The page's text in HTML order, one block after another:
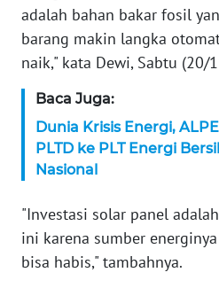
adalah bahan bakar fosil
barang makin langka
naik," kata Dewi, Sabtu (20/
Baca Juga:
Dunia Krisis Energi,
PLTD ke PLT Energi
Nasional
"Investasi solar panel
ini karena sumber
bisa habis," tambahnya.
WN
PAPUA
WN
PAPUA
BARAT
RIAU
WN